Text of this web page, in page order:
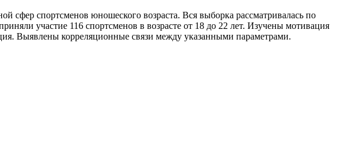
сфер спортсменов юношеского возраста. Вся выборка рассматривалась по
участие 116 спортсменов в возрасте от 18 до 22 лет. Изучены мотивация
Выявлены корреляционные связи между указанными параметрами.